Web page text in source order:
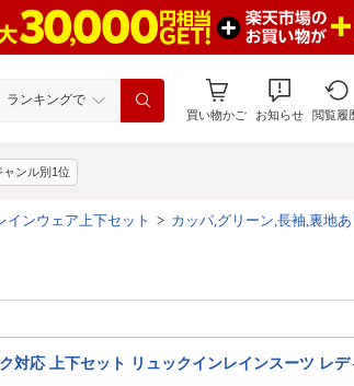
ランキングで
買い物かご お知らせ 閲覧履
ャンル別1位
インウェア上下セット > カッパ,グリーン,長袖,裏地あ
対応 上下セット リュックインレインスーツ レデ